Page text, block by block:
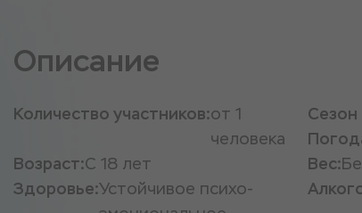
Описание
Количество участников:от 1
человека
Возраст:С 18 лет
Здоровье:Устойчивое психо-
Сезон
Вес: